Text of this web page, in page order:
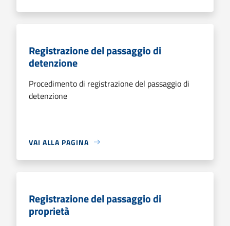
Registrazione del passaggio di
detenzione
Procedimento di registrazione del passaggio di
detenzione
VAI ALLA PAGINA
Registrazione del passaggio di
proprietà